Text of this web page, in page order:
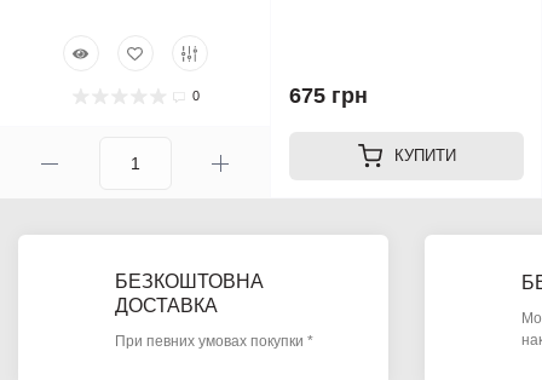
0 675 грн
КУПИТИ
БЕЗКОШТОВНА
ДОСТАВКА
При певних умовах покупки *